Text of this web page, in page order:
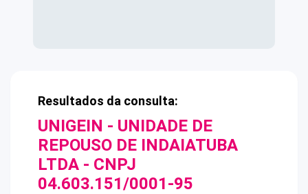
Resultados da consulta:
UNIGEIN - UNIDADE DE
REPOUSO DE INDAIATUBA
LTDA - CNPJ
04.603.151/0001-95